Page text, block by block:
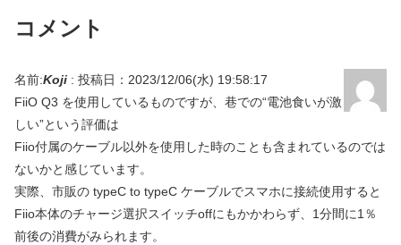
コメント
名前:Koji : 投稿日：2023/12/06(水) 19:58:17
FiiO Q3 を使用しているものですが、巷での“電池食いが激
しい”という評価は
Fiio付属のケーブル以外を使用した時のことも含まれているのでは
ないかと感じています。
実際、市販の typeC to typeC ケーブルでスマホに接続使用すると
Fiio本体のチャージ選択スイッチoffにもかかわらず、1分間に1％
前後の消費がみられます。